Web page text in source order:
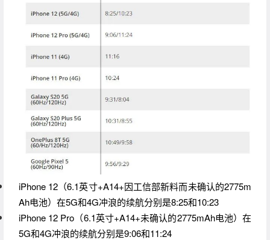
iPhone 12（6.1英寸+A14+因工信部新料而未确认的2775m
Ah电池）在5G和4G冲浪的续航分别是8:25和10:23
iPhone 12 Pro（6.1英寸+A14+未确认的2775mAh电池）在
5G和4G冲浪的续航分别是9:06和11:24